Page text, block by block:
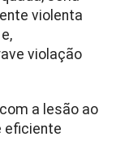
violenta
violação
a lesão ao
eficiente